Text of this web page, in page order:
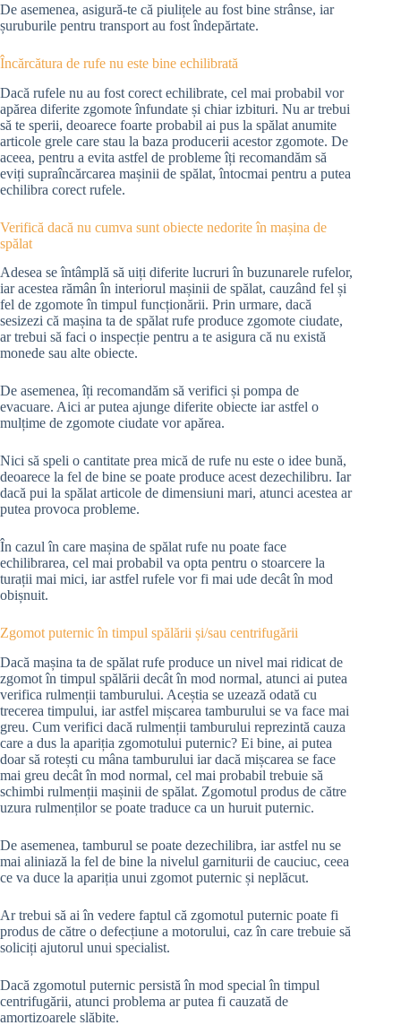
De asemenea, asigură-te că piulițele au fost bine strânse, iar
șuruburile pentru transport au fost îndepărtate.
Încărcătura de rufe nu este bine echilibrată
Dacă rufele nu au fost corect echilibrate, cel mai probabil vor
apărea diferite zgomote înfundate și chiar izbituri. Nu ar trebui
să te sperii, deoarece foarte probabil ai pus la spălat anumite
articole grele care stau la baza producerii acestor zgomote. De
aceea, pentru a evita astfel de probleme îți recomandăm să
eviți supraîncărcarea mașinii de spălat, întocmai pentru a putea
echilibra corect rufele.
Verifică dacă nu cumva sunt obiecte nedorite în mașina de
spălat
Adesea se întâmplă să uiți diferite lucruri în buzunarele rufelor,
iar acestea rămân în interiorul mașinii de spălat, cauzând fel și
fel de zgomote în timpul funcționării. Prin urmare, dacă
sesizezi că mașina ta de spălat rufe produce zgomote ciudate,
ar trebui să faci o inspecție pentru a te asigura că nu există
monede sau alte obiecte.
De asemenea, îți recomandăm să verifici și pompa de
evacuare. Aici ar putea ajunge diferite obiecte iar astfel o
mulțime de zgomote ciudate vor apărea.
Nici să speli o cantitate prea mică de rufe nu este o idee bună,
deoarece la fel de bine se poate produce acest dezechilibru. Iar
dacă pui la spălat articole de dimensiuni mari, atunci acestea ar
putea provoca probleme.
În cazul în care mașina de spălat rufe nu poate face
echilibrarea, cel mai probabil va opta pentru o stoarcere la
turații mai mici, iar astfel rufele vor fi mai ude decât în mod
obișnuit.
Zgomot puternic în timpul spălării și/sau centrifugării
Dacă mașina ta de spălat rufe produce un nivel mai ridicat de
zgomot în timpul spălării decât în mod normal, atunci ai putea
verifica rulmenții tamburului. Aceștia se uzează odată cu
trecerea timpului, iar astfel mișcarea tamburului se va face mai
greu. Cum verifici dacă rulmenții tamburului reprezintă cauza
care a dus la apariția zgomotului puternic? Ei bine, ai putea
doar să rotești cu mâna tamburului iar dacă mișcarea se face
mai greu decât în mod normal, cel mai probabil trebuie să
schimbi rulmenții mașinii de spălat. Zgomotul produs de către
uzura rulmenților se poate traduce ca un huruit puternic.
De asemenea, tamburul se poate dezechilibra, iar astfel nu se
mai aliniază la fel de bine la nivelul garniturii de cauciuc, ceea
ce va duce la apariția unui zgomot puternic și neplăcut.
Ar trebui să ai în vedere faptul că zgomotul puternic poate fi
produs de către o defecțiune a motorului, caz în care trebuie să
soliciți ajutorul unui specialist.
Dacă zgomotul puternic persistă în mod special în timpul
centrifugării, atunci problema ar putea fi cauzată de
amortizoarele slăbite.